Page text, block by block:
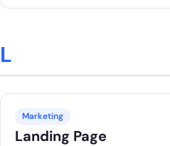
L
Marketing
Landing Page